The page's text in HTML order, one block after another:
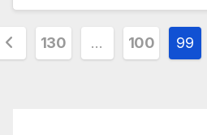
99
100
130